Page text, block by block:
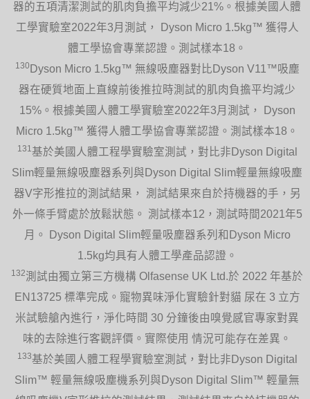
器的五項清潔測試的肌肉負擔平均減少21%。根據美國人體
工學實驗室2022年3月測試， Dyson Micro 1.5kg™ 獲得人
體工學協會專業認證。測試樣本18。
130 Dyson Micro 1.5kg™ 無線吸塵器對比Dyson V11™吸塵
器在硬質地面上直線前後推拉時測試的肌肉負擔平均減少
15%。根據美國人體工學實驗室2022年3月測試， Dyson
Micro 1.5kg™ 獲得人體工學協會專業認證。測試樣本18。
131 基於美國人體工程學實驗室測試，對比非Dyson Digital
Slim輕量無線吸塵器系列與Dyson Digital Slim輕量無線吸塵
器V字形推拉的測試結果， 測試結果來自於持機器的手，另
外一條手臂處於放鬆狀態。 測試樣本12，測試時間2021年5
月。 Dyson Digital Slim輕量吸塵器系列和Dyson Micro
1.5kg均具有人體工學產品認證。
132測試由獨立第三方機構 Olfasense UK Ltd.於 2022 年基於
EN13725 標準完成。寵物異味淨化實驗針對貓 尿在 3 立方
米試驗艙內進行，淨化時間 30 分鐘後由嗅覺感官專家對異
味的去除進行客觀評價。實際使用 情況可能存在差異。
133基於美國人體工程學實驗室測試，對比非Dyson Digital
Slim™ 輕量無線吸塵機系列與Dyson Digital Slim™ 輕量無